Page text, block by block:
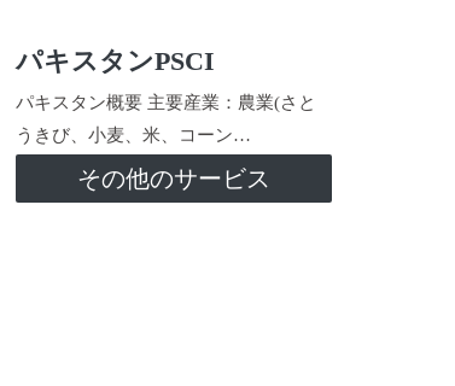
パキスタンPSCI
パキスタン概要 主要産業：農業(さと
うきび、小麦、米、コーン…
その他のサービス